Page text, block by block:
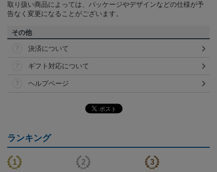
取り扱い商品によっては、パッケージやデザインなどの仕様が予
告なく変更になることがございます。
その他
決済について
ギフト対応について
ヘルプページ
ランキング